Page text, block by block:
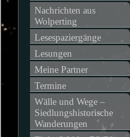
Nachrichten aus
Wolperting
Lesespaziergänge
Lesungen
Meine Partner
Termine
Wälle und Wege –
Siedlungshistorische
Wanderungen